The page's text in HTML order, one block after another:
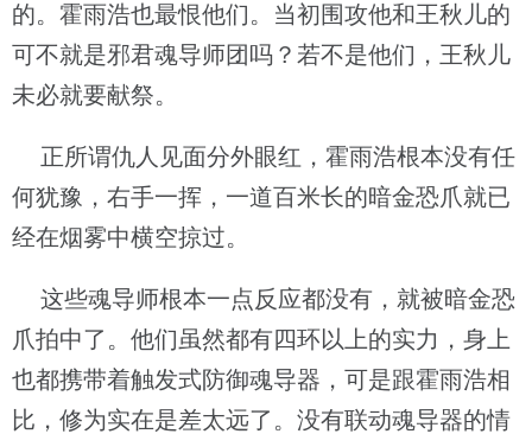
的。霍雨浩也最恨他们。当初围攻他和王秋儿的
可不就是邪君魂导师团吗？若不是他们，王秋儿
未必就要献祭。
正所谓仇人见面分外眼红，霍雨浩根本没有任
何犹豫，右手一挥，一道百米长的暗金恐爪就已
经在烟雾中横空掠过。
这些魂导师根本一点反应都没有，就被暗金恐
爪拍中了。他们虽然都有四环以上的实力，身上
也都携带着触发式防御魂导器，可是跟霍雨浩相
比，修为实在是差太远了。没有联动魂导器的情